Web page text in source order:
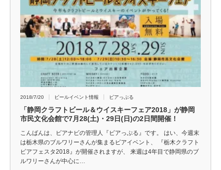
2018/7/20 ビールイベント情報 ビアっぷる
「静岡クラフトビール＆ウイスキーフェア2018」が静岡
市民文化会館で7月28(土)・29日(日)の2日間開催！
こんばんは、ビアナビの管理人『ビアっぷる』です。 はい、今週末
は栃木県のブルワリーさんが集まるビアイベント、 『栃木クラフト
ビアフェスタ2018』が開催されますが、 来週は4年目で静岡県のブ
ルワリーさんが中心に…